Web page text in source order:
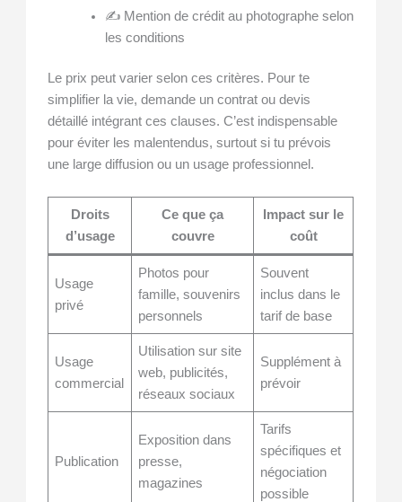
✍️ Mention de crédit au photographe selon
les conditions
Le prix peut varier selon ces critères. Pour te
simplifier la vie, demande un contrat ou devis
détaillé intégrant ces clauses. C’est indispensable
pour éviter les malentendus, surtout si tu prévois
une large diffusion ou un usage professionnel.
Droits
d’usage
Ce que ça
couvre
Impact sur le
coût
Usage
privé
Photos pour
famille, souvenirs
personnels
Souvent
inclus dans le
tarif de base
Usage
commercial
Utilisation sur site
web, publicités,
réseaux sociaux
Supplément à
prévoir
Publication
Exposition dans
presse,
magazines
Tarifs
spécifiques et
négociation
possible